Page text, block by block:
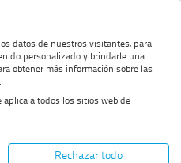
DEL CAMINO DE MIGAS
AIS
datos de nuestros visitantes, para
personalizado y brindarle una
obtener más información sobre las
a todos los sitios web de
Rechazar todo